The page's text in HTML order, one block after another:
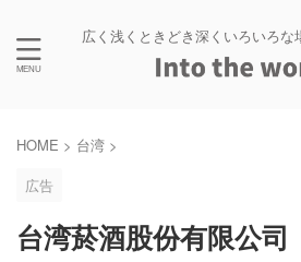
広く浅くときどき深くいろいろな
HOME > 台湾 >
広告
台湾菸酒股份有限公司